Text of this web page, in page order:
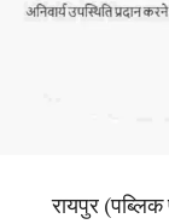
रायपुर